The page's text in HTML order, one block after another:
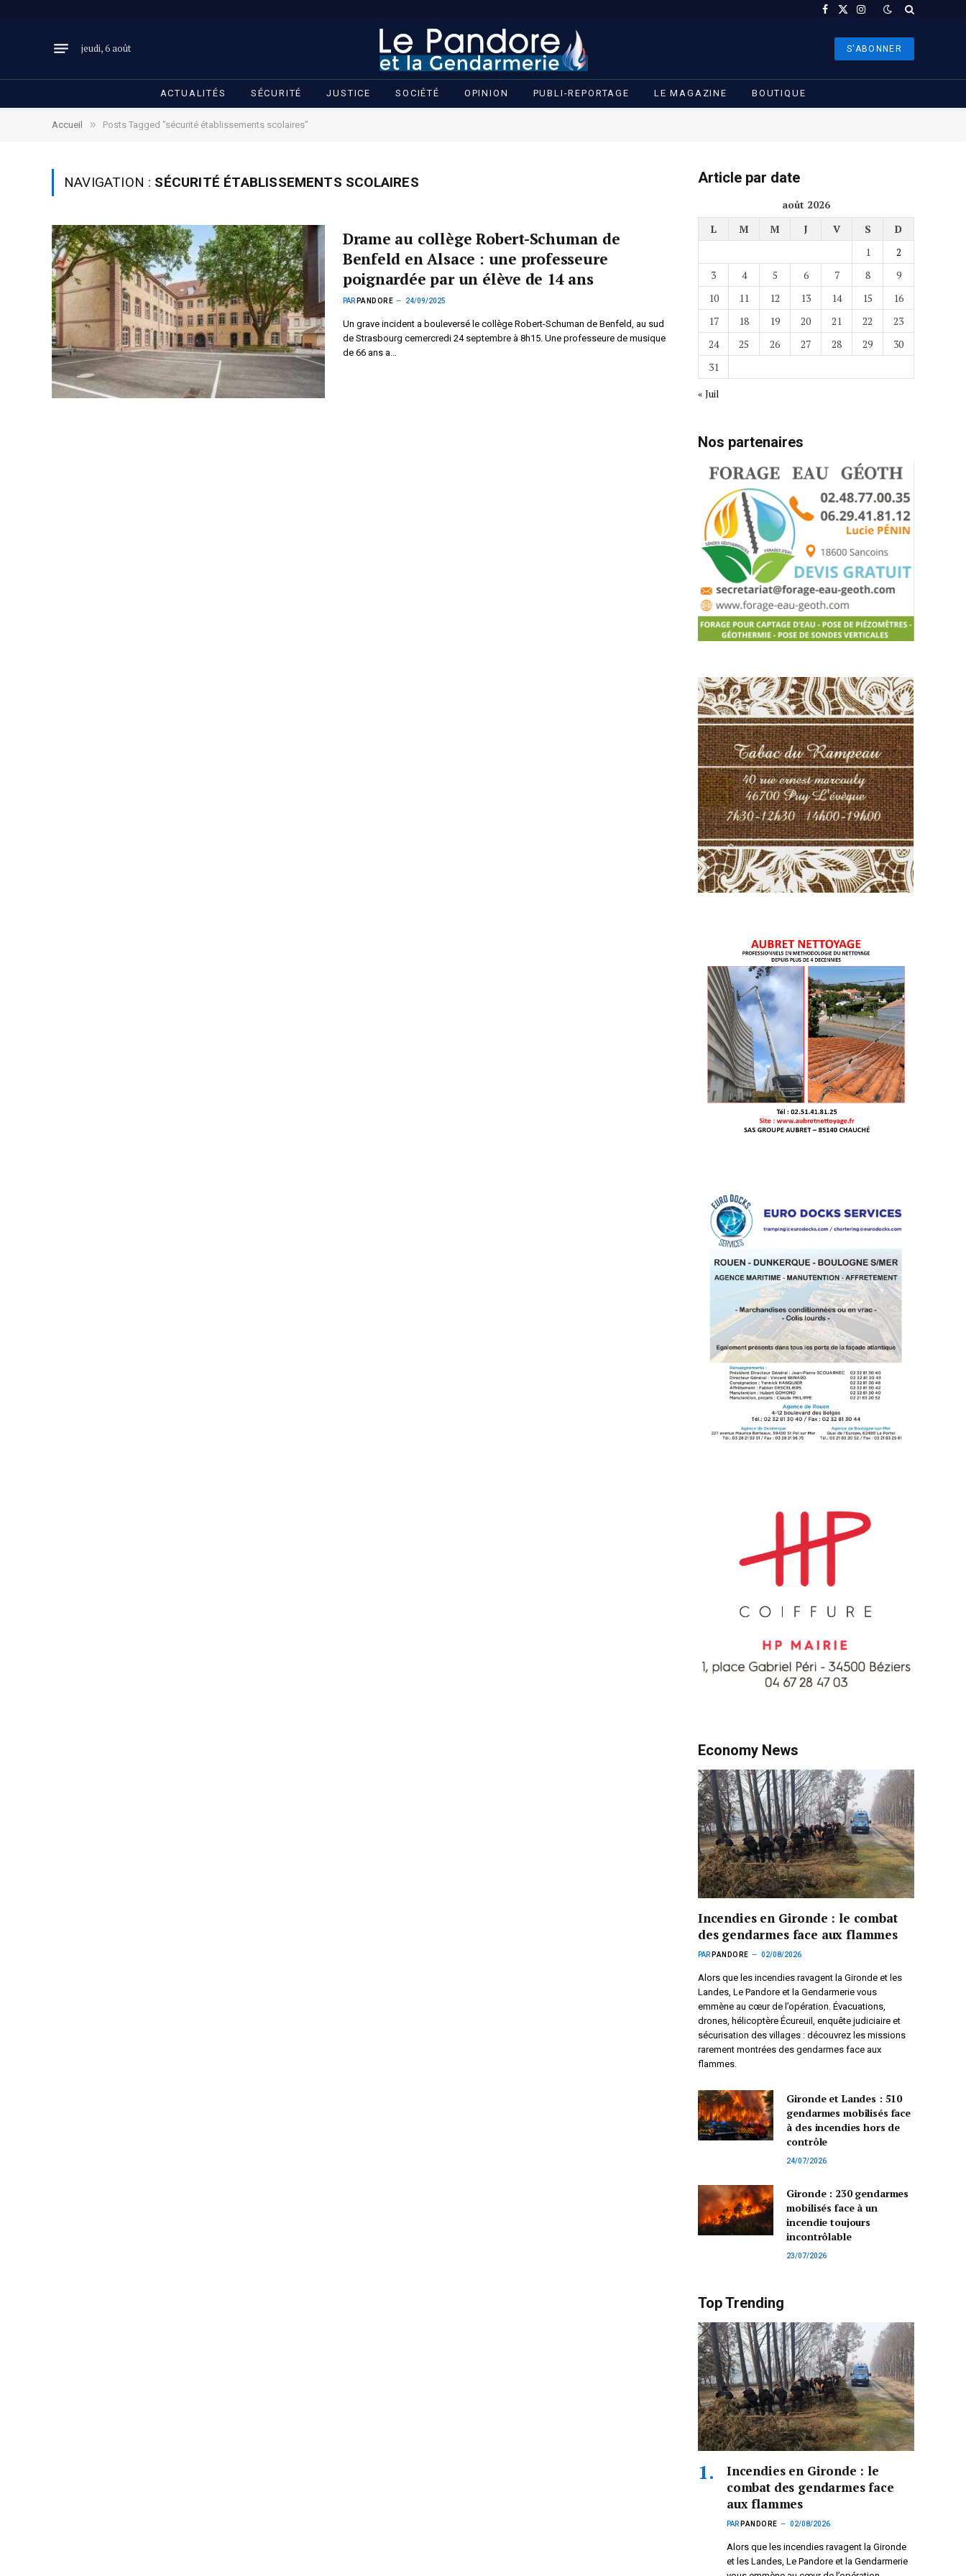
Facebook
X
Instagram
jeudi, 6 août S'ABONNER
ACTUALITÉS SÉCURITÉ JUSTICE SOCIÉTÉ OPINION PUBLI-REPORTAGE LE MAGAZINE BOUTIQUE
Accueil » Posts Tagged "sécurité établissements scolaires"
NAVIGATION : SÉCURITÉ ÉTABLISSEMENTS SCOLAIRES
Drame au collège Robert-Schuman de
Benfeld en Alsace : une professeure
poignardée par un élève de 14 ans
PAR PANDORE 24/09/2025
Un grave incident a bouleversé le collège Robert-Schuman de Benfeld, au sud
de Strasbourg cemercredi 24 septembre à 8h15. Une professeure de musique
de 66 ans a…
Article par date
août 2026
L
M M J V S
D
1
2
3
4 5 6 7 8
9
10
11 12 13 14 15
16
17
18 19 20 21 22
23
24
25 26 27 28 29
30
31
« Juil
Nos partenaires
Economy News
Incendies en Gironde : le combat
des gendarmes face aux flammes
PAR PANDORE 02/08/2026
Alors que les incendies ravagent la Gironde et les
Landes, Le Pandore et la Gendarmerie vous
emmène au cœur de l’opération. Évacuations,
drones, hélicoptère Écureuil, enquête judiciaire et
sécurisation des villages : découvrez les missions
rarement montrées des gendarmes face aux
flammes.
Gironde et Landes : 510
gendarmes mobilisés face
à des incendies hors de
contrôle
24/07/2026
Gironde : 230 gendarmes
mobilisés face à un
incendie toujours
incontrôlable
23/07/2026
Top Trending
Incendies en Gironde : le
combat des gendarmes face
aux flammes
PAR PANDORE 02/08/2026
Alors que les incendies ravagent la Gironde
et les Landes, Le Pandore et la Gendarmerie